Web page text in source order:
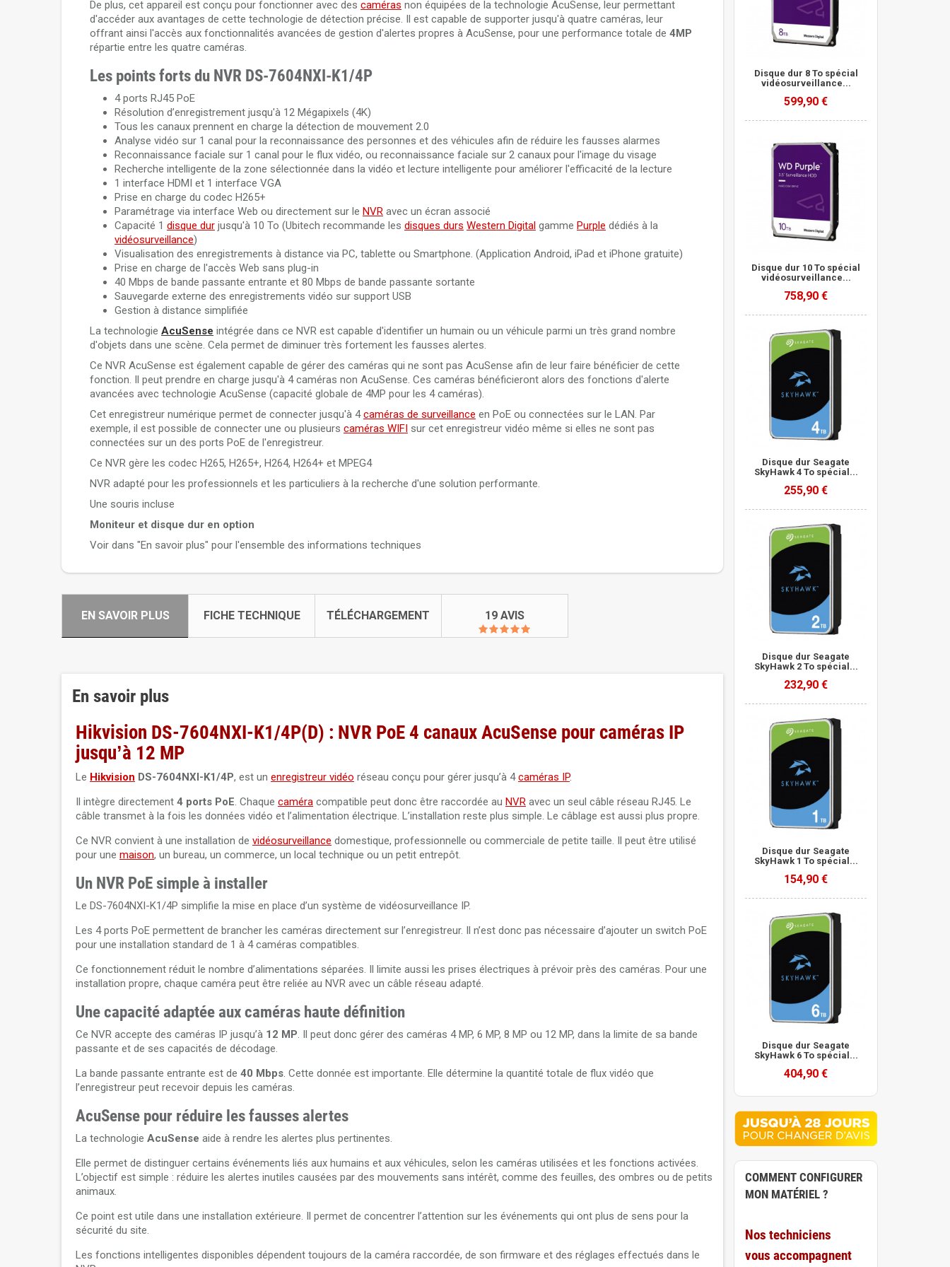
Câble RJ45 Cat.6 UTP extérieur 305 mètres 100% cuivre Dahua PFM920-
6U
Câble HDMI 2.0 de 50 mètres en fibre optique 4K Ultra HD
De plus, cet appareil est conçu pour fonctionner avec des caméras non équipées de la technologie AcuSense, leur permettant
d'accéder aux avantages de cette technologie de détection précise. Il est capable de supporter jusqu'à quatre caméras, leur
offrant ainsi l'accès aux fonctionnalités avancées de gestion d'alertes propres à AcuSense, pour une performance totale de 4MP
répartie entre les quatre caméras.
Les points forts du NVR DS-7604NXI-K1/4P
4 ports RJ45 PoE
Résolution d’enregistrement jusqu'à 12 Mégapixels (4K)
Tous les canaux prennent en charge la détection de mouvement 2.0
Analyse vidéo sur 1 canal pour la reconnaissance des personnes et des véhicules afin de réduire les fausses alarmes
Reconnaissance faciale sur 1 canal pour le flux vidéo, ou reconnaissance faciale sur 2 canaux pour l'image du visage
Recherche intelligente de la zone sélectionnée dans la vidéo et lecture intelligente pour améliorer l'efficacité de la lecture
1 interface HDMI et 1 interface VGA
Prise en charge du codec H265+
Paramétrage via interface Web ou directement sur le NVR avec un écran associé
Capacité 1 disque dur jusqu'à 10 To (Ubitech recommande les disques durs Western Digital gamme Purple dédiés à la
vidéosurveillance)
Visualisation des enregistrements à distance via PC, tablette ou Smartphone. (Application Android, iPad et iPhone gratuite)
Prise en charge de l'accès Web sans plug-in
40 Mbps de bande passante entrante et 80 Mbps de bande passante sortante
Sauvegarde externe des enregistrements vidéo sur support USB
Gestion à distance simplifiée
La technologie AcuSense intégrée dans ce NVR est capable d'identifier un humain ou un véhicule parmi un très grand nombre
d'objets dans une scène. Cela permet de diminuer très fortement les fausses alertes.
Ce NVR AcuSense est également capable de gérer des caméras qui ne sont pas AcuSense afin de leur faire bénéficier de cette
fonction. Il peut prendre en charge jusqu'à 4 caméras non AcuSense. Ces caméras bénéficieront alors des fonctions d'alerte
avancées avec technologie AcuSense (capacité globale de 4MP pour les 4 caméras).
Cet enregistreur numérique permet de connecter jusqu'à 4caméras de surveillance en PoE ou connectées sur le LAN. Par
exemple, il est possible de connecter une ou plusieurs caméras WIFI sur cet enregistreur vidéo même si elles ne sont pas
connectées sur un des ports PoE de l'enregistreur.
Ce NVR gère les codec H265, H265+, H264, H264+ et MPEG4
NVR adapté pour les professionnels et les particuliers à la recherche d'une solution performante.
Une souris incluse
Moniteur et disque dur en option
Voir dans "En savoir plus" pour l'ensemble des informations techniques
EN SAVOIR PLUS FICHE TECHNIQUE TÉLÉCHARGEMENT 19 AVIS
En savoir plus
Hikvision DS-7604NXI-K1/4P(D) : NVR PoE 4 canaux AcuSense pour caméras IP
jusqu’à 12 MP
Le Hikvision DS-7604NXI-K1/4P, est un enregistreur vidéo réseau conçu pour gérer jusqu’à 4caméras IP.
Il intègre directement 4 ports PoE. Chaque caméra compatible peut donc être raccordée au NVR avec un seul câble réseau RJ45. Le
câble transmet à la fois les données vidéo et l’alimentation électrique. L’installation reste plus simple. Le câblage est aussi plus propre.
Ce NVR convient à une installation de vidéosurveillance domestique, professionnelle ou commerciale de petite taille. Il peut être utilisé
pour une maison, un bureau, un commerce, un local technique ou un petit entrepôt.
Un NVR PoE simple à installer
Le DS-7604NXI-K1/4P simplifie la mise en place d’un système de vidéosurveillance IP.
Les 4 ports PoE permettent de brancher les caméras directement sur l’enregistreur. Il n’est donc pas nécessaire d’ajouter un switch PoE
pour une installation standard de 1 à 4 caméras compatibles.
Ce fonctionnement réduit le nombre d’alimentations séparées. Il limite aussi les prises électriques à prévoir près des caméras. Pour une
installation propre, chaque caméra peut être reliée au NVR avec un câble réseau adapté.
Une capacité adaptée aux caméras haute définition
Ce NVR accepte des caméras IP jusqu’à 12 MP. Il peut donc gérer des caméras 4 MP, 6 MP, 8 MP ou 12 MP, dans la limite de sa bande
passante et de ses capacités de décodage.
La bande passante entrante est de 40 Mbps. Cette donnée est importante. Elle détermine la quantité totale de flux vidéo que
l’enregistreur peut recevoir depuis les caméras.
AcuSense pour réduire les fausses alertes
La technologie AcuSense aide à rendre les alertes plus pertinentes.
Elle permet de distinguer certains événements liés aux humains et aux véhicules, selon les caméras utilisées et les fonctions activées.
L’objectif est simple : réduire les alertes inutiles causées par des mouvements sans intérêt, comme des feuilles, des ombres ou de petits
animaux.
Ce point est utile dans une installation extérieure. Il permet de concentrer l’attention sur les événements qui ont plus de sens pour la
sécurité du site.
Les fonctions intelligentes disponibles dépendent toujours de la caméra raccordée, de son firmware et des réglages effectués dans le
Disque dur 8 To spécial
vidéosurveillance...
599,90 €
Disque dur 10 To spécial
vidéosurveillance...
758,90 €
Disque dur Seagate
SkyHawk 4 To spécial...
255,90 €
Disque dur Seagate
SkyHawk 2 To spécial...
232,90 €
Disque dur Seagate
SkyHawk 1 To spécial...
154,90 €
Disque dur Seagate
SkyHawk 6 To spécial...
404,90 €
COMMENT CONFIGURER
MON MATÉRIEL ?
Nos techniciens
vous accompagnent